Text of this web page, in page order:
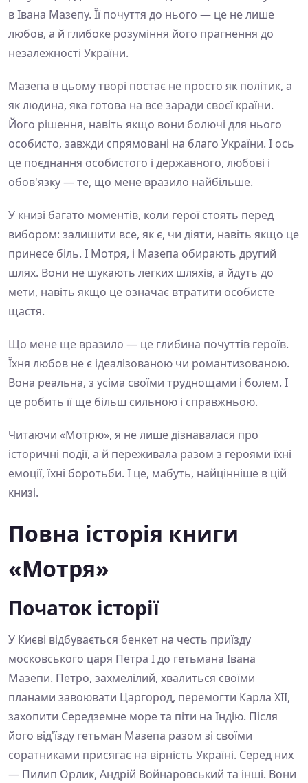
в Івана Мазепу. Її почуття до нього — це не лише
любов, а й глибоке розуміння його прагнення до
незалежності України.
Мазепа в цьому творі постає не просто як політик, а
як людина, яка готова на все заради своєї країни.
Його рішення, навіть якщо вони болючі для нього
особисто, завжди спрямовані на благо України. І ось
це поєднання особистого і державного, любові і
обов'язку — те, що мене вразило найбільше.
У книзі багато моментів, коли герої стоять перед
вибором: залишити все, як є, чи діяти, навіть якщо це
принесе біль. І Мотря, і Мазепа обирають другий
шлях. Вони не шукають легких шляхів, а йдуть до
мети, навіть якщо це означає втратити особисте
щастя.
Що мене ще вразило — це глибина почуттів героїв.
Їхня любов не є ідеалізованою чи романтизованою.
Вона реальна, з усіма своїми труднощами і болем. І
це робить її ще більш сильною і справжньою.
Читаючи «Мотрю», я не лише дізнавалася про
історичні події, а й переживала разом з героями їхні
емоції, їхні боротьби. І це, мабуть, найцінніше в цій
книзі.
Повна історія книги
«Мотря»
Початок історії
У Києві відбувається бенкет на честь приїзду
московського царя Петра І до гетьмана Івана
Мазепи. Петро, захмелілий, хвалиться своїми
планами завоювати Царгород, перемогти Карла ХІІ,
захопити Середземне море та піти на Індію. Після
його від'їзду гетьман Мазепа разом зі своїми
соратниками присягає на вірність Україні. Серед них
— Пилип Орлик, Андрій Войнаровський та інші. Вони